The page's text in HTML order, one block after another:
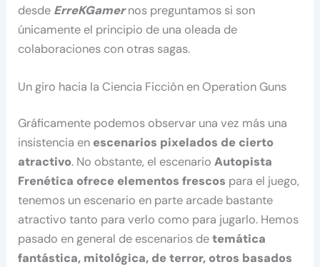
desde ErreKGamernos preguntamos si son
únicamente el principio de una oleada de
colaboraciones con otras sagas.
Un giro hacia la Ciencia Ficción en Operation Guns
Gráficamente podemos observar una vez más una
insistencia en escenarios pixelados de cierto
atractivo. No obstante, el escenarioAutopista
Frenética ofrece elementos frescos para el juego,
tenemos un escenario en parte arcade bastante
atractivo tanto para verlo como para jugarlo. Hemos
pasado en general de escenarios detemática
fantástica, mitológica, de terror, otros basados